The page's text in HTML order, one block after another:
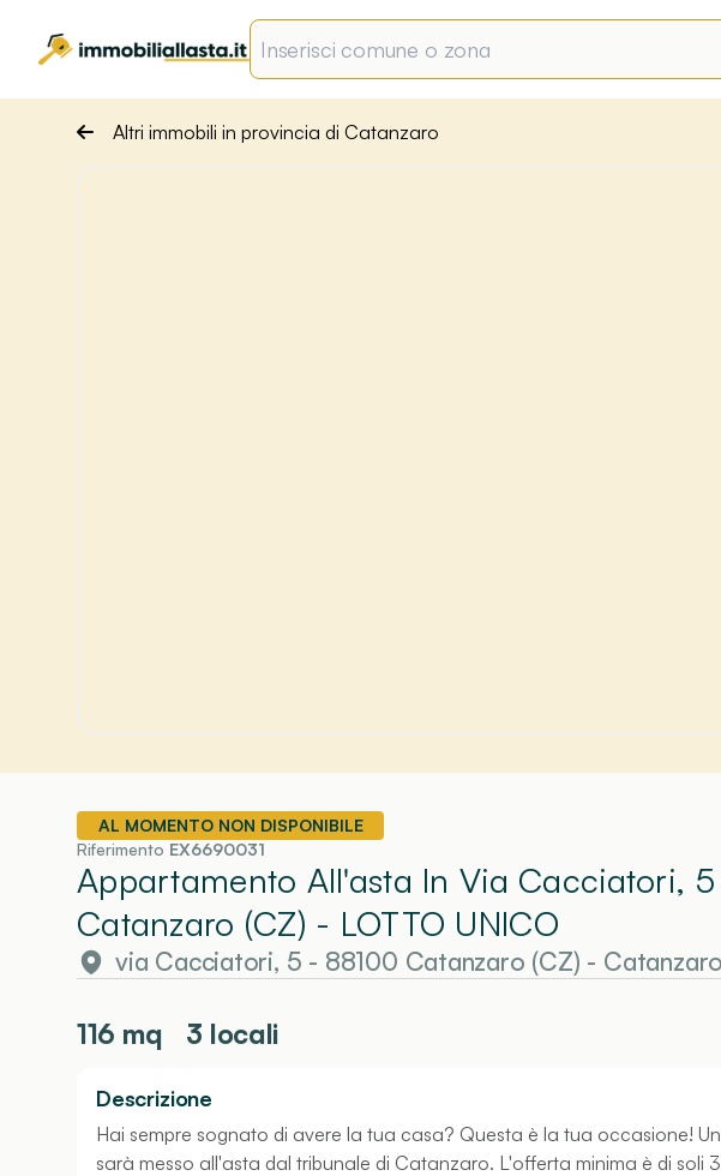
Altri immobili in provincia di Catanzaro
AL MOMENTO NON DISPONIBILE
Riferimento EX6690031
Appartamento All'asta In Via Cacciatori,
Catanzaro (CZ) - LOTTO UNICO
via Cacciatori, 5 - 88100 Catanzaro (CZ) - Catanzaro
116 mq 3 locali
Descrizione
Hai sempre sognato di avere la tua casa? Questa è la tua occasione!
sarà messo all'asta dal tribunale di Catanzaro. L'offerta minima è di soli